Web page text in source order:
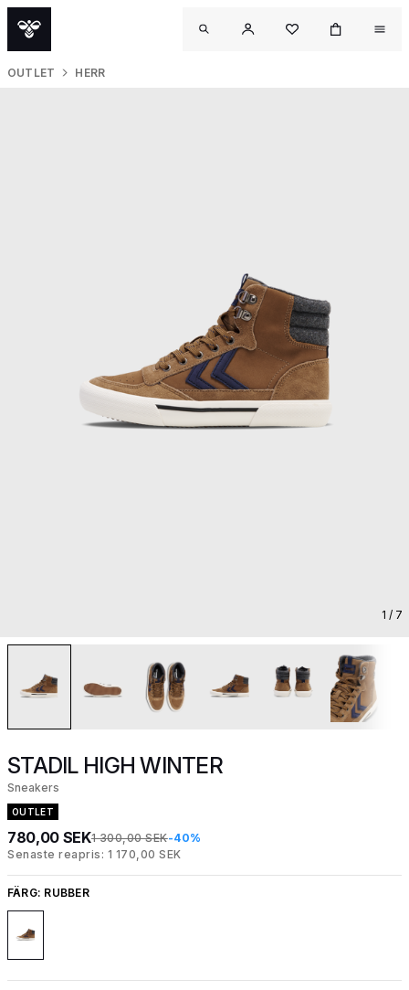
OUTLET HERR
1 / 7
STADIL HIGH WINTER
Sneakers
OUTLET
780,00 SEK1 300,00 SEK-40%
Senaste reapris: 1 170,00 SEK
FÄRG: RUBBER